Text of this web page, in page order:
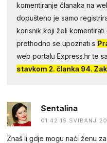
komentiranje članaka na
dopušteno je samo
korisnik koji želi
prethodno se upoznati s
web portalu Express.hr te sa
stavkom 2. članka 94.
Sentalina
01:42 19.SVIBANJ
Znaš li gdje mogu naći ženu